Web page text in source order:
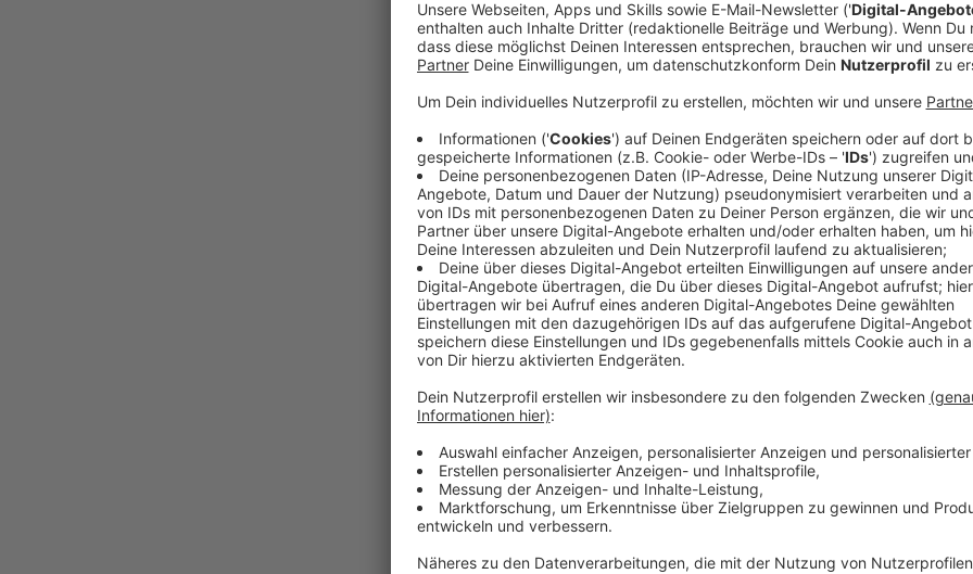
Anzeige
Sind wir Deutschen zu unfreundlich?
Anzeige
Die Zahlen sprechen für sich: Laut einer Studie
unfreundlich sind. Forscher haben Einheimische
Menschen in ihrem Land auf einer Skala von 1-10".
dem Durchschnitt platziert und zwar bei 6,5.
Stefan Biggeleben, Businesscoach und Experte
sich in der eigenen Wahrnehmung auf positive,
Außerdem kann man, wenn man selber freundlich
Ist man zu anderen Menschen freundlich, gehen
Leben und sind freundlicher zu anderen.